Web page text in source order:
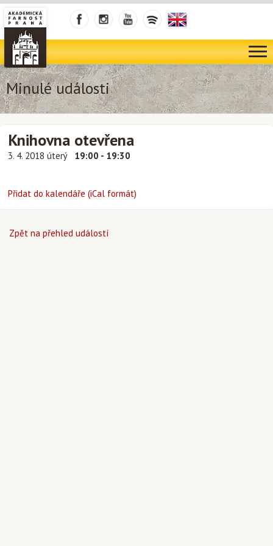
Minulé události
Knihovna otevřena
3. 4. 2018 úterý 19:00 - 19:30
Přidat do kalendáře (iCal formát)
Zpět na přehled událostí